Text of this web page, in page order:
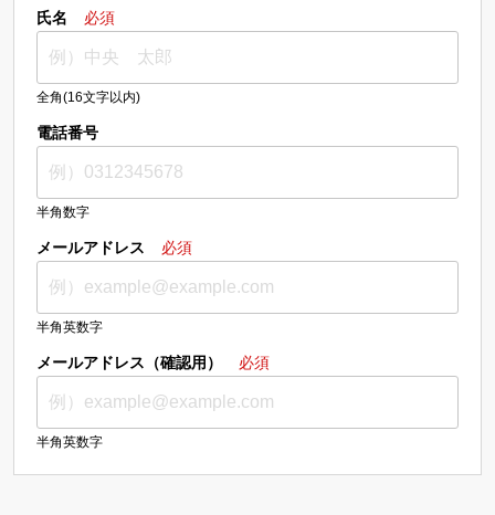
氏名 必須
全角(16文字以内)
電話番号
半角数字
メールアドレス 必須
半角英数字
メールアドレス（確認用） 必須
半角英数字